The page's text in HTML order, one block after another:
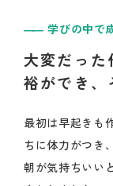
学びの中で
大変だった
裕ができ、
最初は早起きも
ちに体力がつき
朝が気持ちいい